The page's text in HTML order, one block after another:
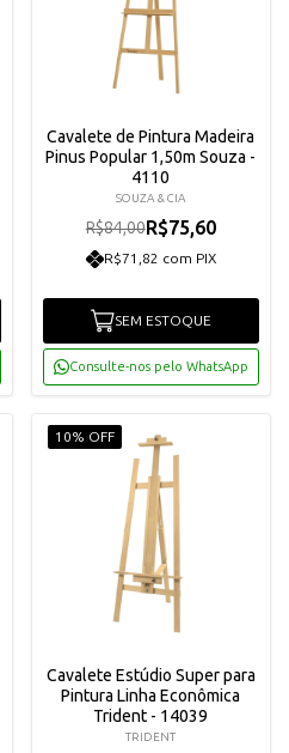
Cavalete de Pintura Madeira
Pinus Popular 1,50m Souza -
4110
SOUZA & CIA
R$84,00R$75,60
R$71,82 com PIX
SEM ESTOQUE
Consulte-nos pelo WhatsApp
10% OFF
Cavalete Estúdio Super para
Pintura Linha Econômica
Trident - 14039
TRIDENT